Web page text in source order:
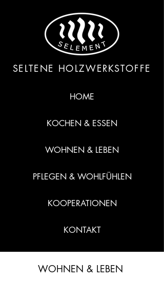
WOHNEN & LEBEN
SELTENE HOLZWERKSTOFFE
HOME
KOCHEN & ESSEN
WOHNEN & LEBEN
PFLEGEN & WOHLFÜHLEN
KOOPERATIONEN
KONTAKT